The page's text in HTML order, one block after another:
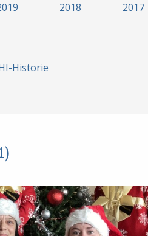
2018 2017
Historie